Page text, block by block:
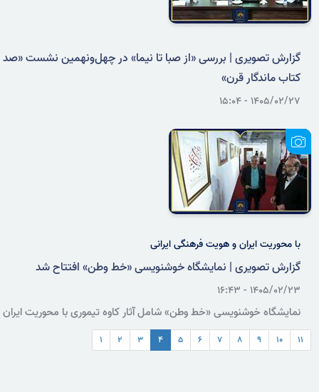
گزارش تصویری | بررسی «از صبا تا نیما» در چهل‌ونهمین نشست «صد
کتاب ماندگار قرن»
۱۴۰۵/۰۲/۲۷ - ۱۵:۰۴
با محوریت ایران و هویت فرهنگی ایرانی
گزارش تصویری | نمایشگاه خوشنویسی «خط وطن» افتتاح شد
۱۴۰۵/۰۲/۲۳ - ۱۶:۴۳
نمایشگاه خوشنویسی «خط وطن» شامل آثار کاوه تیموری با محوریت ایران
و هویت فرهنگی ایرانی، در موزه کتاب و میراث مستند سازمان اسناد و
کتابخانه ملی ایران افتتاح شد.
۱ ۲ ۳ ۴ ۵ ۶ ۷ ۸ ۹ ۱۰ ۱۱